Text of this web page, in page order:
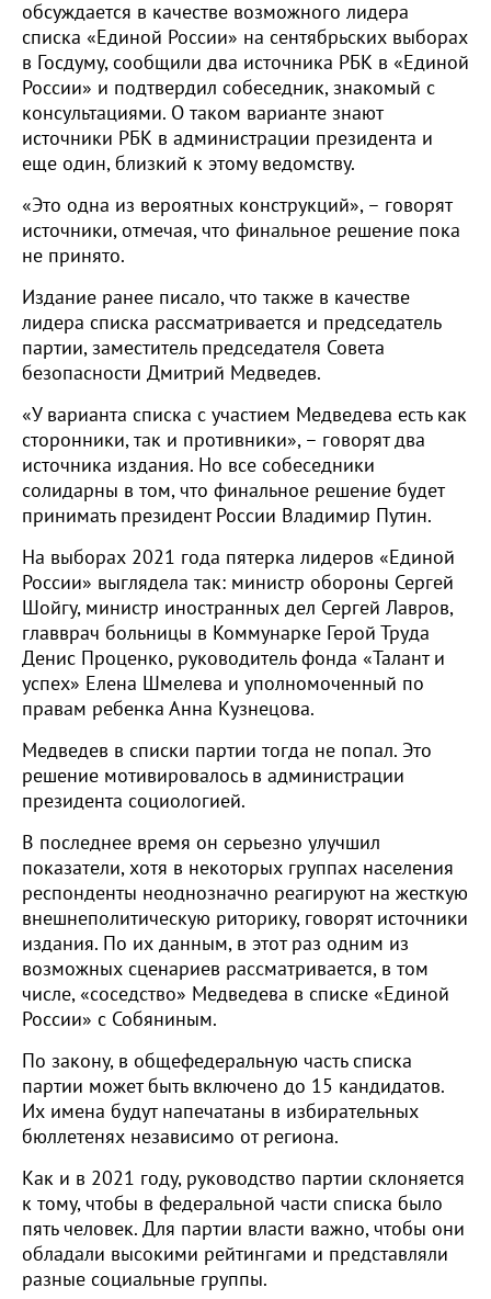
обсуждается в качестве возможного лидера
списка «Единой России» на сентябрьских выборах
в Госдуму, сообщили два источника РБК в «Единой
России» и подтвердил собеседник, знакомый с
консультациями. О таком варианте знают
источники РБК в администрации президента и
еще один, близкий к этому ведомству.
«Это одна из вероятных конструкций», – говорят
источники, отмечая, что финальное решение пока
не принято.
Издание ранее писало, что также в качестве
лидера списка рассматривается и председатель
партии, заместитель председателя Совета
безопасности Дмитрий Медведев.
«У варианта списка с участием Медведева есть как
сторонники, так и противники», – говорят два
источника издания. Но все собеседники
солидарны в том, что финальное решение будет
принимать президент России Владимир Путин.
На выборах 2021 года пятерка лидеров «Единой
России» выглядела так: министр обороны Сергей
Шойгу, министр иностранных дел Сергей Лавров,
главврач больницы в Коммунарке Герой Труда
Денис Проценко, руководитель фонда «Талант и
успех» Елена Шмелева и уполномоченный по
правам ребенка Анна Кузнецова.
Медведев в списки партии тогда не попал. Это
решение мотивировалось в администрации
президента социологией.
В последнее время он серьезно улучшил
показатели, хотя в некоторых группах населения
респонденты неоднозначно реагируют на жесткую
внешнеполитическую риторику, говорят источники
издания. По их данным, в этот раз одним из
возможных сценариев рассматривается, в том
числе, «соседство» Медведева в списке «Единой
России» с Собяниным.
По закону, в общефедеральную часть списка
партии может быть включено до 15 кандидатов.
Их имена будут напечатаны в избирательных
бюллетенях независимо от региона.
Как и в 2021 году, руководство партии склоняется
к тому, чтобы в федеральной части списка было
пять человек. Для партии власти важно, чтобы они
обладали высокими рейтингами и представляли
разные социальные группы.